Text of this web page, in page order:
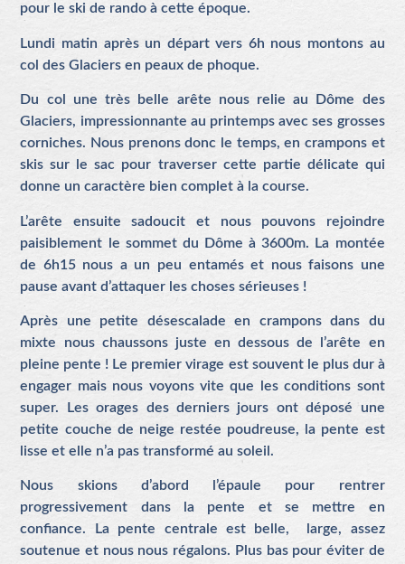
pour le ski de rando à cette époque.
Lundi matin après un départ vers 6h nous montons au
col des Glaciers en peaux de phoque.
Du col une très belle arête nous relie au Dôme des
Glaciers, impressionnante au printemps avec ses grosses
corniches. Nous prenons donc le temps, en crampons et
skis sur le sac pour traverser cette partie délicate qui
donne un caractère bien complet à la course.
L’arête ensuite sadoucit et nous pouvons rejoindre
paisiblement le sommet du Dôme à 3600m. La montée
de 6h15 nous a un peu entamés et nous faisons une
pause avant d’attaquer les choses sérieuses !
Après une petite désescalade en crampons dans du
mixte nous chaussons juste en dessous de l’arête en
pleine pente ! Le premier virage est souvent le plus dur à
engager mais nous voyons vite que les conditions sont
super. Les orages des derniers jours ont déposé une
petite couche de neige restée poudreuse, la pente est
lisse et elle n’a pas transformé au soleil.
Nous skions d’abord l’épaule pour rentrer
progressivement dans la pente et se mettre en
confiance. La pente centrale est belle, large, assez
soutenue et nous nous régalons. Plus bas pour éviter de